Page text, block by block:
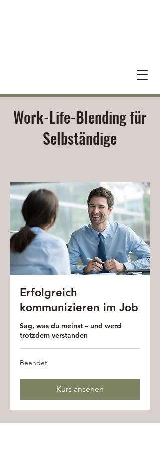
Work-Life-Blending für
Selbständige
Erfolgreich
kommunizieren im Job
Sag, was du meinst – und werd
trotzdem verstanden
Beendet
Kurs ansehen